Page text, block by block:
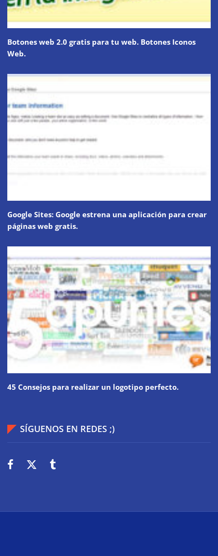
Botones web 2.0 gratis para tu web. Botones Iconos
Web.
Google Sites: Google estrena una aplicación para crear
páginas web gratis.
45 Consejos para realizar un logotipo perfecto.
SÍGUENOS EN REDES ;)